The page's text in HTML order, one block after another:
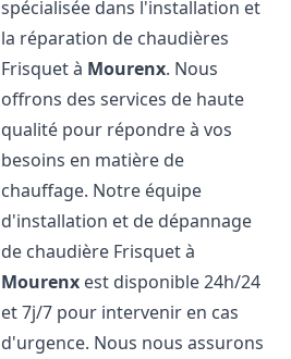
spécialisée dans l'installation et
la réparation de chaudières
Frisquet à Mourenx. Nous
offrons des services de haute
qualité pour répondre à vos
besoins en matière de
chauffage. Notre équipe
d'installation et de dépannage
de chaudière Frisquet à
Mourenx est disponible 24h/24
et 7j/7 pour intervenir en cas
d'urgence. Nous nous assurons